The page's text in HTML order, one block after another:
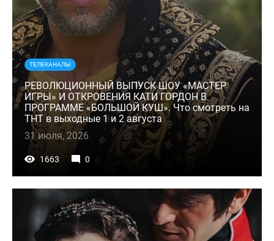
ТЕЛЕКАНАЛЫ
РЕВОЛЮЦИОННЫЙ ВЫПУСК ШОУ «МАСТЕР
ИГРЫ» И ОТКРОВЕНИЯ КАТИ ГОРДОН В
ПРОГРАММЕ «БОЛЬШОЙ КУШ». Что смотреть на
ТНТ в выходные 1 и 2 августа
31 июля, 2026
1663 0